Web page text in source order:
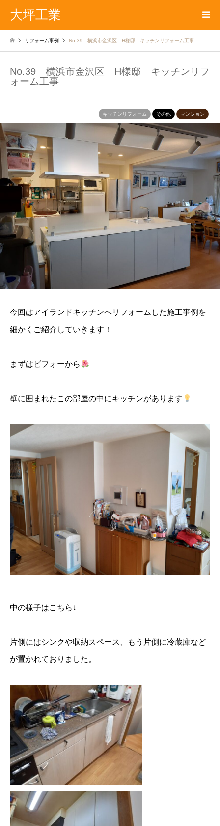
大坪工業
リフォーム事例 No.39 横浜市金沢区 H様邸 キッチンリフォーム工事
No.39 横浜市金沢区 H様邸 キッチンリフ
ォーム工事
キッチンリフォーム その他 マンション
今回はアイランドキッチンへリフォームした施工事例を
細かくご紹介していきます！
まずはビフォーから
壁に囲まれたこの部屋の中にキッチンがあります
中の様子はこちら↓
片側にはシンクや収納スペース、もう片側に冷蔵庫など
が置かれておりました。